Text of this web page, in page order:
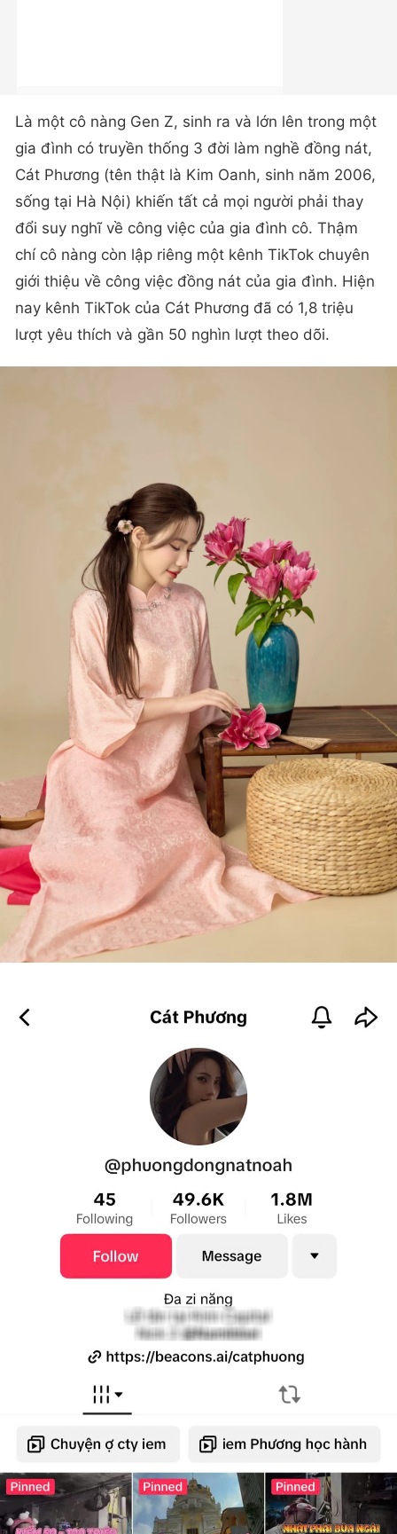
Là một cô nàng Gen Z, sinh ra và lớn lên trong một
gia đình có truyền thống 3 đời làm nghề đồng nát,
Cát Phương (tên thật là Kim Oanh, sinh năm 2006,
sống tại Hà Nội) khiến tất cả mọi người phải thay
đổi suy nghĩ về công việc của gia đình cô. Thậm
chí cô nàng còn lập riêng một kênh TikTok chuyên
giới thiệu về công việc đồng nát của gia đình. Hiện
nay kênh TikTok của Cát Phương đã có 1,8 triệu
lượt yêu thích và gần 50 nghìn lượt theo dõi.